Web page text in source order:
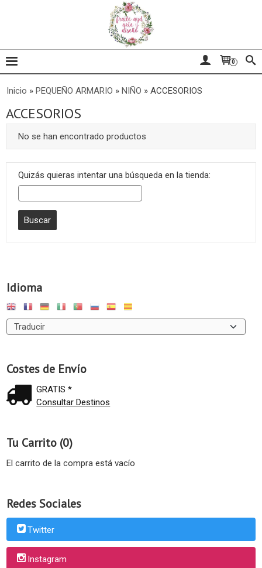
0
Idioma
Costes de Envío
GRATIS *
Consultar Destinos
Tu Carrito (0)
El carrito de la compra está vacío
Redes Sociales
Twitter
Instagram
Inicio » PEQUEÑO ARMARIO » NIÑO » ACCESORIOS
ACCESORIOS
No se han encontrado productos
Quizás quieras intentar una búsqueda en la tienda: